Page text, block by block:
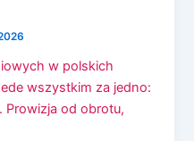
w polskich
wszystkim za jedno:
Prowizja od obrotu,